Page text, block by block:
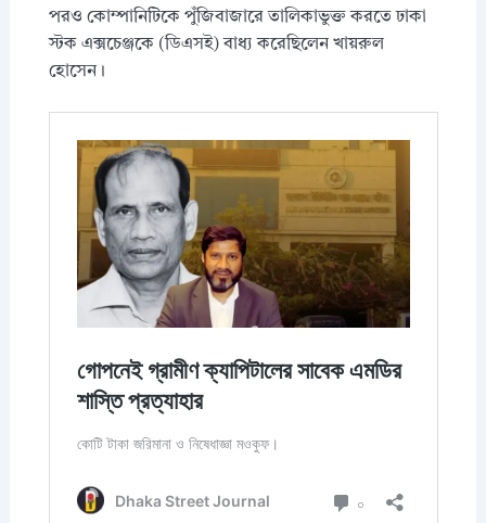
পরও কোম্পানিটিকে পুঁজিবাজারে তালিকাভুক্ত করতে ঢাকা
স্টক এক্সচেঞ্জকে (ডিএসই) বাধ্য করেছিলেন খায়রুল
হোসেন।